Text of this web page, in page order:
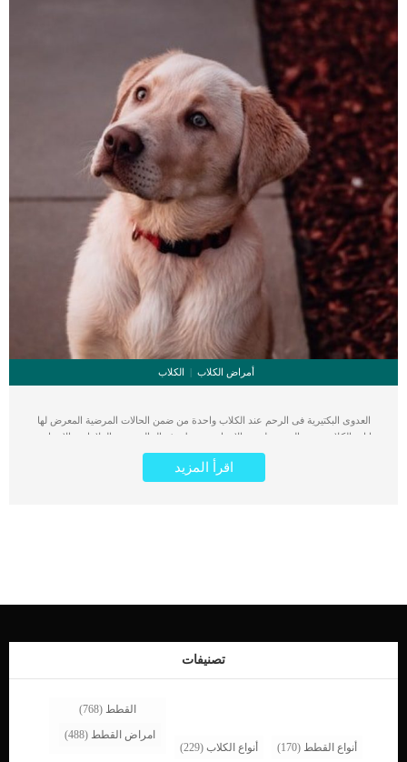
الارجل الامامية عند الكلاب الساق مثنية عدم القدرة على الوقوف أو تحمل الوزن فقدان
الإحساس الجلدي. اقرأ ايضا:اهمية عنصر الكوالين للكلاب اسباب شلل العصب […]
أمراض الكلاب الكلاب
العدوى البكتيرية فى الرحم عند الكلاب واحدة من ضمن الحالات المرضية المعرض لها
اناث الكلاب نتيجة التعرض لبعض الاسباب. ترتبط هذه الحالة ببعض العلامات والاعراض
التى سننقلها لك من خلال هذا المقال. كما سنقدم لك الاسباب وخطوات الفحص الطبى
وافضل الطرق العلاجية. تعرف هذه الحالة باسم عدوى بكتيرية (ميتريتيس) للرحم في
الكلاب. اقرأ ايضا: علاج تقيح الرحم عند الكلاب العدوى البكتيرية فى الرحم هو عبارة عن
اقرأ المزيد
تصنيفات
أنواع القطط (170) أنواع الكلاب (229)
القطط (768)
امراض القطط (488)